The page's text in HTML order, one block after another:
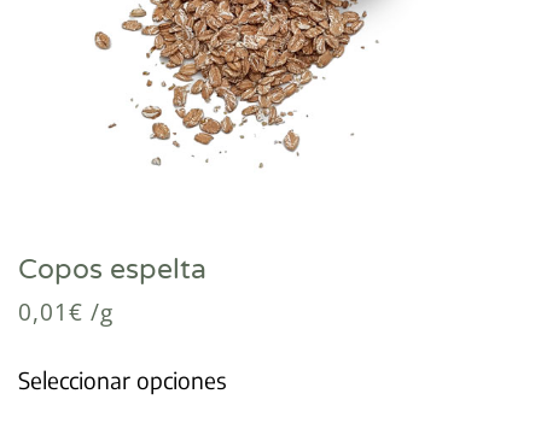
Copos espelta
0,01€ /g
Seleccionar opciones